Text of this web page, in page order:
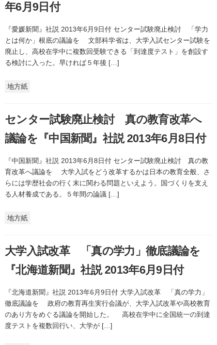
年6月9日付
『愛媛新聞』社説 2013年6月9日付 センター試験廃止検討 「学力
とは何か」根底の議論を 文部科学省は、大学入試センター試験を
廃止し、高校在学中に複数回受験できる「到達度テスト」を創設す
る検討に入った。早ければ５年後 […]
地方紙
センター試験廃止検討 真の教育改革へ
議論を『中国新聞』社説 2013年6月8日付
『中国新聞』社説 2013年6月8日付 センター試験廃止検討 真の教
育改革へ議論を 大学入試をどう改革するかは日本の教育全般、さ
らには学歴社会の行く末に関わる問題といえよう。国づくりを支え
る人材養成である。５年間の論議 […]
地方紙
大学入試改革 「真の学力」徹底議論を
『北海道新聞』社説 2013年6月9日付
『北海道新聞』社説 2013年6月9日付 大学入試改革 「真の学力」
徹底議論を 政府の教育再生実行会議が、大学入試改革や高校教育
のあり方をめぐる議論を開始した。 高校在学中に全国統一の到達
度テストを複数回行い、大学が […]